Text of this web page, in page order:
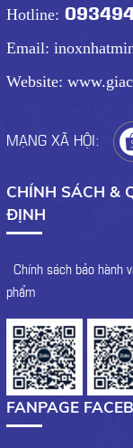
Hotline:
Email:
Website:
MẠNG XÃ HỘI:
CHÍNH SÁCH &
ĐỊNH
- Chính sách bảo hành
phẩm
FANPAGE